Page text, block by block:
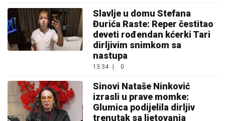
Slavlje u domu Stefana
Đurića Raste: Reper čestitao
deveti rođendan kćerki Tari
dirljivim snimkom sa
nastupa
13:34 0
Sinovi Nataše Ninković
izrasli u prave momke:
Glumica podijelila dirljiv
trenutak sa ljetovanja